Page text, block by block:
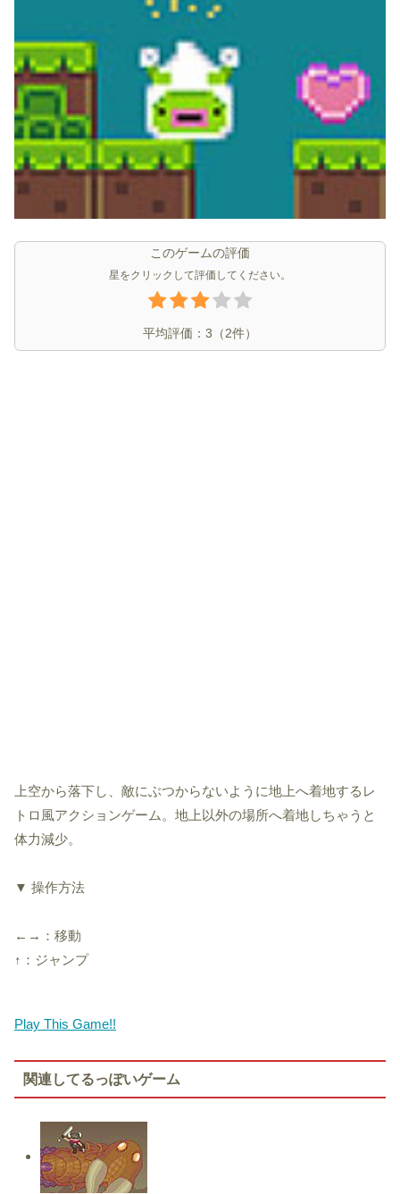
このゲームの評価
星をクリックして評価してください。
平均評価： 3 （2件）
上空から落下し、敵にぶつからないように地上へ着地するレ
トロ風アクションゲーム。地上以外の場所へ着地しちゃうと
体力減少。
▼ 操作方法
←→：移動
↑：ジャンプ
Play This Game!!
関連してるっぽいゲーム